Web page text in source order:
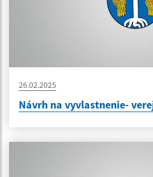
26.02.2025
Návrh na vyvlastnenie-